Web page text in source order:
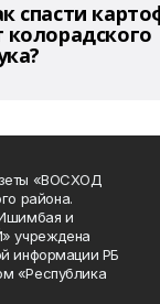
спасти
колорадского
«ВОСХОД
района.
и
учреждена
информации РБ
«Республика